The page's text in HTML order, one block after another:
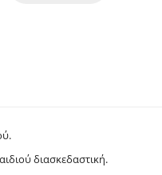
διασκεδαστική.